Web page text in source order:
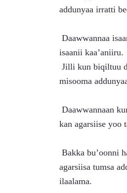
addunyaa irratti
isaanii kaa’aniiru.
misooma
kan agarsiise yoo
agarsiisa tumsa
ilaalama.